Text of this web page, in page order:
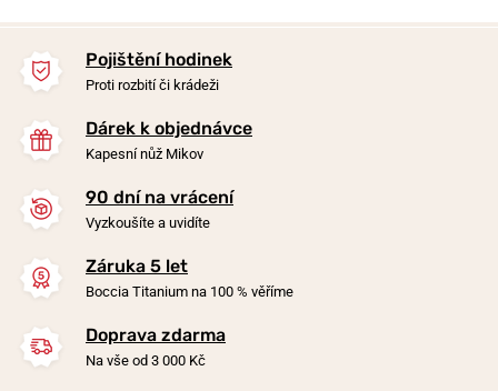
Pojištění hodinek
Proti rozbití či krádeži
Dárek k objednávce
Kapesní nůž Mikov
90 dní na vrácení
Vyzkoušíte a uvidíte
Záruka 5 let
Boccia Titanium na 100 % věříme
Doprava zdarma
Na vše od 3 000 Kč